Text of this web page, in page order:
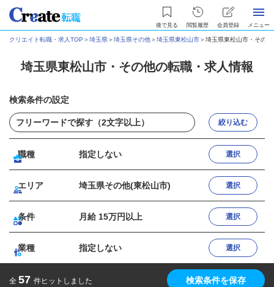
後で見る 閲覧履歴 会員登録 メニュー
クリエイト転職・求人TOP ＞埼玉県＞埼玉県その他＞埼玉県東松山市＞埼玉県東松山市・その
埼玉県東松山市・その他の転職・求人情報
検索条件の設定
絞り込む
職種 指定しない 選択
エリア 埼玉県その他(東松山市) 選択
条件 月給 15万円以上 選択
業種 指定しない 選択
全 57 件ヒットしました 検索条件を保存